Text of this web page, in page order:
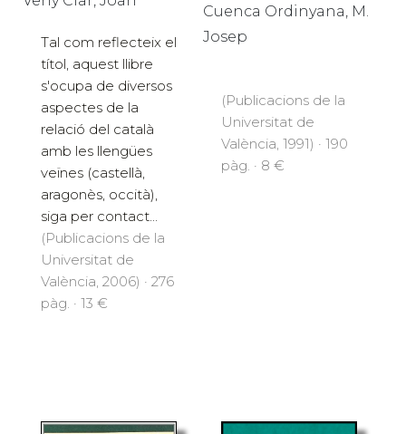
Tal com reflecteix el
títol, aquest llibre
s'ocupa de diversos
aspectes de la
relació del català
amb les llengües
veïnes (castellà,
aragonès, occità),
siga per contact...
(Publicacions de la
Universitat de
València, 2006) · 276
pàg. · 13 €
Cuenca Ordinyana, M.
Josep
(Publicacions de la
Universitat de
València, 1991) · 190
pàg. · 8 €